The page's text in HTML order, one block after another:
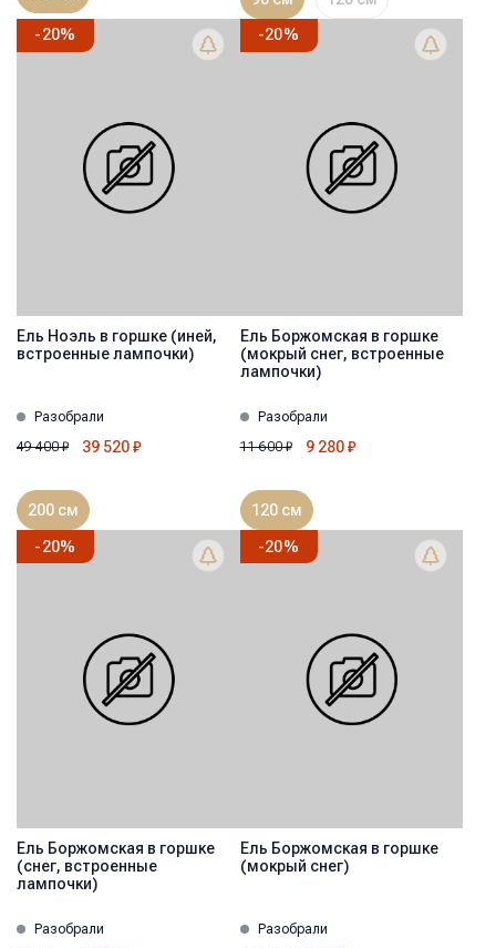
-20%
Ель Ноэль в горшке (иней,
встроенные лампочки)
Разобрали
49 400₽ 39 520₽
200 см
-20%
Ель Боржомская в горшке
(мокрый снег, встроенные
лампочки)
Разобрали
11 600₽ 9 280₽
120 см
-20%
Ель Боржомская в горшке
(снег, встроенные
лампочки)
Разобрали
-20%
Ель Боржомская в горшке
(мокрый снег)
Разобрали